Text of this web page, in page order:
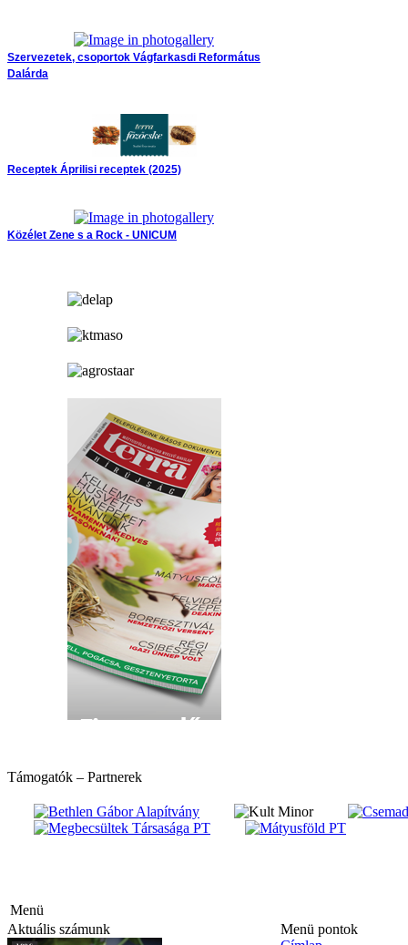
Szervezetek, csoportok Vágfarkasdi Református
Dalárda
Receptek Áprilisi receptek (2025)
Közélet Zene s a Rock - UNICUM
Támogatók – Partnerek
Menü
Aktuális számunk
Menü pontok